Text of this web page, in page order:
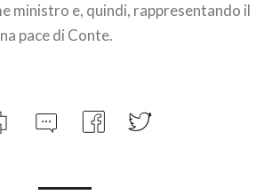
ministro e, quindi, rappresentando il
pace di Conte.